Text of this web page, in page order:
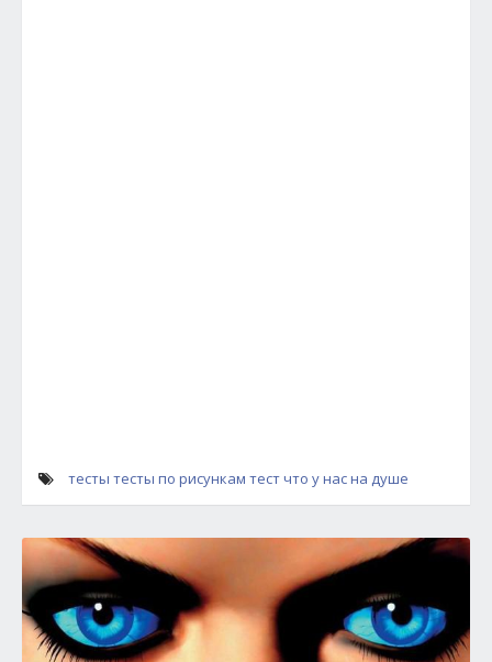
тесты тесты по рисункам тест что у нас на душе